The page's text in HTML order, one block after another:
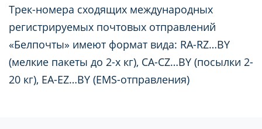
Трек-номера сходящих международных
регистрируемых почтовых отправлений
«Белпочты» имеют формат вида: RA-RZ…BY
(мелкие пакеты до 2-х кг), CA-CZ…BY (посылки 2-
20 кг), EA-EZ…BY (EMS-отправления)